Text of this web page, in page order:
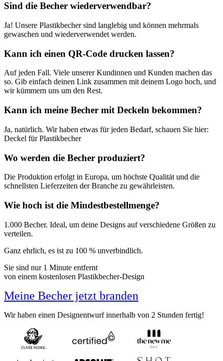
Sind die Becher wiederverwendbar?
Ja! Unsere Plastikbecher sind langlebig und können mehrmals
gewaschen und wiederverwendet werden.
Kann ich einen QR-Code drucken lassen?
Auf jeden Fall. Viele unserer Kundinnen und Kunden machen das
so. Gib einfach deinen Link zusammen mit deinem Logo hoch, und
wir kümmern uns um den Rest.
Kann ich meine Becher mit Deckeln bekommen?
Ja, natürlich. Wir haben etwas für jeden Bedarf, schauen Sie hier:
Deckel für Plastikbecher
Wo werden die Becher produziert?
Die Produktion erfolgt in Europa, um höchste Qualität und die
schnellsten Lieferzeiten der Branche zu gewährleisten.
Wie hoch ist die Mindestbestellmenge?
1.000 Becher. Ideal, um deine Designs auf verschiedene Größen zu
verteilen.
Ganz ehrlich, es ist zu 100 % unverbindlich.
Sie sind nur 1 Minute entfernt
von einem kostenlosen Plastikbecher-Design
Meine Becher jetzt branden
Wir haben einen Designentwurf innerhalb von 2 Stunden fertig!